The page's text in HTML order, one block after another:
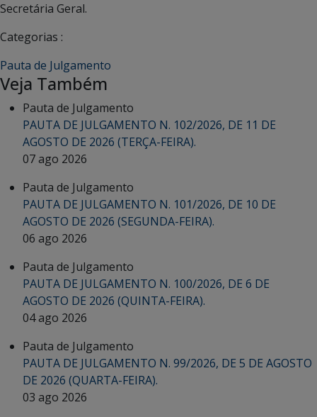
Secretária Geral.
Categorias :
Pauta de Julgamento
Veja Também
Pauta de Julgamento
PAUTA DE JULGAMENTO N. 102/2026, DE 11 DE
AGOSTO DE 2026 (TERÇA-FEIRA).
07 ago 2026
Pauta de Julgamento
PAUTA DE JULGAMENTO N. 101/2026, DE 10 DE
AGOSTO DE 2026 (SEGUNDA-FEIRA).
06 ago 2026
Pauta de Julgamento
PAUTA DE JULGAMENTO N. 100/2026, DE 6 DE
AGOSTO DE 2026 (QUINTA-FEIRA).
04 ago 2026
Pauta de Julgamento
PAUTA DE JULGAMENTO N. 99/2026, DE 5 DE AGOSTO
DE 2026 (QUARTA-FEIRA).
03 ago 2026